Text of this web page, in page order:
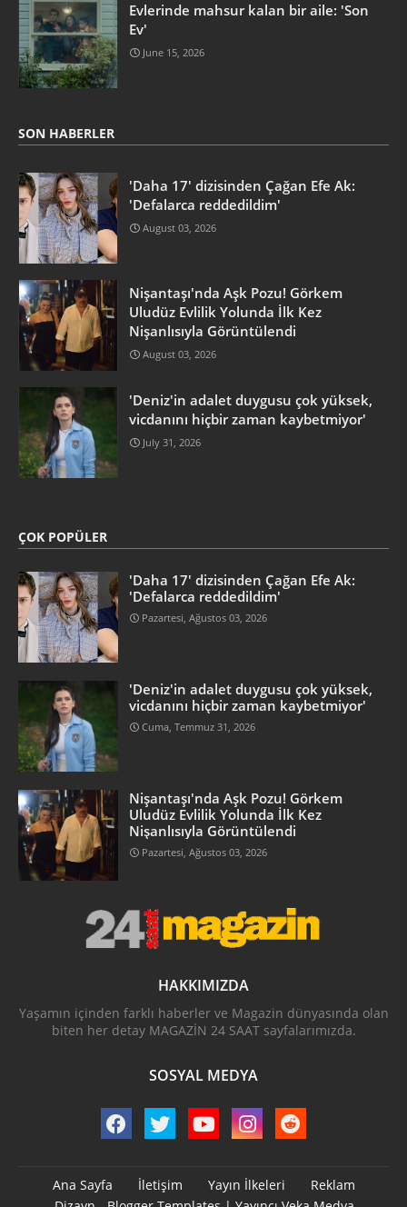
Evlerinde mahsur kalan bir aile: 'Son
Ev'
June 15, 2026
SON HABERLER
'Daha 17' dizisinden Çağan Efe Ak:
'Defalarca reddedildim'
August 03, 2026
Nişantaşı'nda Aşk Pozu! Görkem
Uludüz Evlilik Yolunda İlk Kez
Nişanlısıyla Görüntülendi
August 03, 2026
'Deniz'in adalet duygusu çok yüksek,
vicdanını hiçbir zaman kaybetmiyor'
July 31, 2026
ÇOK POPÜLER
'Daha 17' dizisinden Çağan Efe Ak:
'Defalarca reddedildim'
Pazartesi, Ağustos 03, 2026
'Deniz'in adalet duygusu çok yüksek,
vicdanını hiçbir zaman kaybetmiyor'
Cuma, Temmuz 31, 2026
Nişantaşı'nda Aşk Pozu! Görkem
Uludüz Evlilik Yolunda İlk Kez
Nişanlısıyla Görüntülendi
Pazartesi, Ağustos 03, 2026
HAKKIMIZDA
Yaşamın içinden farklı haberler ve Magazin dünyasında olan
biten her detay MAGAZİN 24 SAAT sayfalarımızda.
SOSYAL MEDYA
Ana Sayfa İletişim Yayın İlkeleri
Reklam